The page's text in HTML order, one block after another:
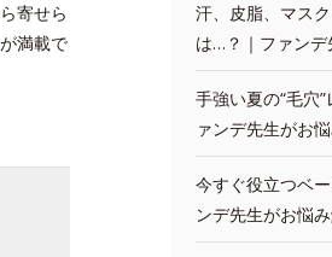
寄せら
満載で
汗、皮脂、マス
は…？｜ファンデ
手強い夏の“毛穴
ァンデ先生がお
今すぐ役立つベ
ンデ先生がお悩み